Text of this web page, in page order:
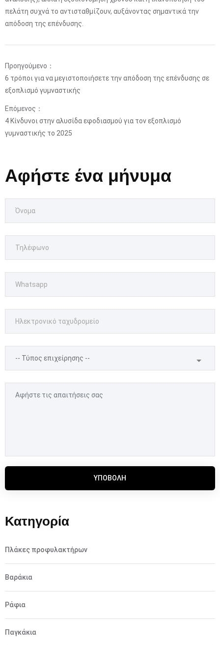
πελάτη συχνά το αντισταθμίζουν, αυξάνοντας σημαντικά την
απόδοση της επένδυσης.
Προηγούμενο：
6 τρόποι για να μεγιστοποιήσετε την απόδοση της επένδυσης σε
εξοπλισμό γυμναστικής
Επόμενος：
4 Κίνδυνοι στην αλυσίδα εφοδιασμού για τον εξοπλισμό
γυμναστικής το 2025
Αφήστε ένα μήνυμα
ΥΠΟΒΟΛΉ
Κατηγορία
Πλάκες προφυλακτήρων
Βαράκια
Ράφια
Παγκάκια